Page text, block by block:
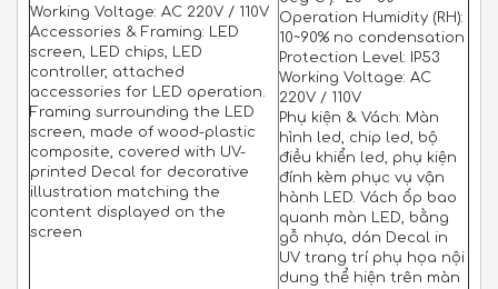
Working Voltage: AC 220V / 110V
Accessories & Framing: LED
screen, LED chips, LED
controller, attached
accessories for LED operation.
Framing surrounding the LED
screen, made of wood-plastic
composite, covered with UV-
printed Decal for decorative
illustration matching the
content displayed on the
screen
Operation Humidity (RH):
10~90% no condensation
Protection Level: IP53
Working Voltage: AC
220V / 110V
Phụ kiện & Vách: Màn
hình led, chip led, bộ
điều khiển led, phụ kiện
đính kèm phục vụ vận
hành LED. Vách ốp bao
quanh màn LED, bằng
gỗ nhựa, dán Decal in
UV trang trí phụ họa nội
dung thể hiện trên màn